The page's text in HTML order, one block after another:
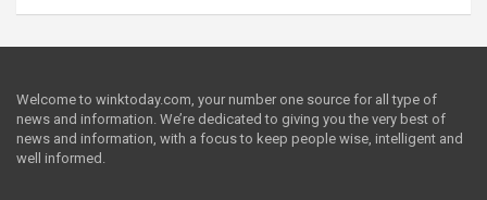
Welcome to winktoday.com, your number one source for all type of
news and information. We’re dedicated to giving you the very best of
news and information, with a focus to keep people wise, intelligent and
well informed.